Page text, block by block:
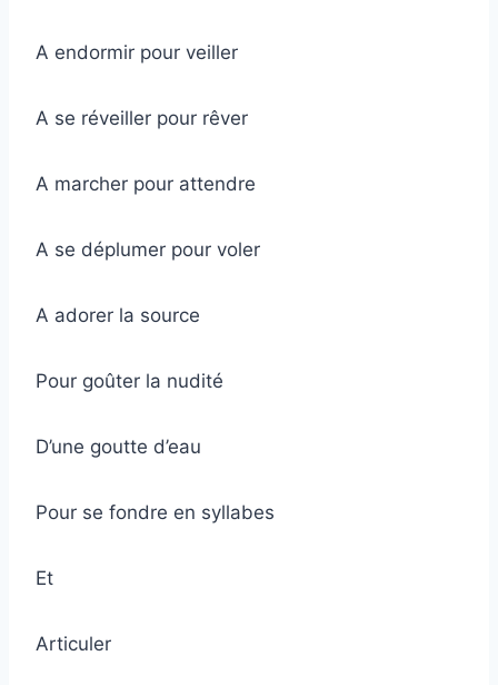
A endormir pour veiller
A se réveiller pour rêver
A marcher pour attendre
A se déplumer pour voler
A adorer la source
Pour goûter la nudité
D’une goutte d’eau
Pour se fondre en syllabes
Et
Articuler